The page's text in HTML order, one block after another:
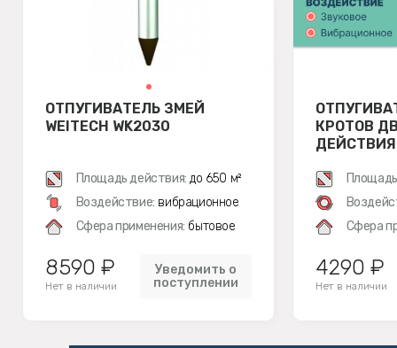
ОТПУГИВАТЕЛЬ ЗМЕЙ
WEITECH WK2030
Площадь действия: до 650 м²
Воздействие: вибрационное
Сфера применения: бытовое
8590 ₽
Нет в наличии
Уведомить о
поступлении
КРОТОВ
ДЕЙСТВИЯ
Сфера
4290 ₽
Нет в наличии